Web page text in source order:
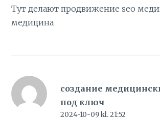
Тут делают продвижение seo
медицина
создание
под ключ
2024-10-09 kl. 21:52